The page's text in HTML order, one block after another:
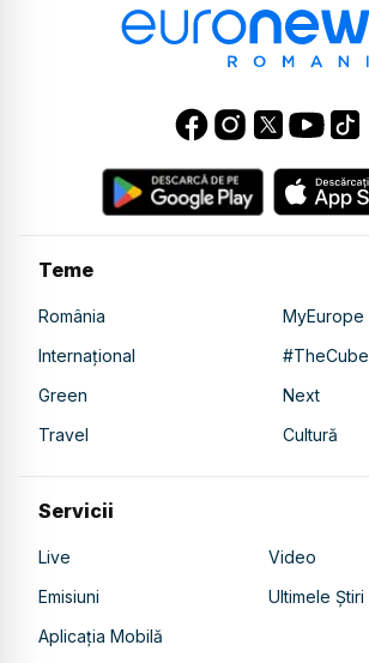
Teme
România
MyEurope
Internațional
#TheCube
Green
Next
Travel
Cultură
Servicii
Live
Video
Emisiuni
Ultimele Știri
Aplicația Mobilă